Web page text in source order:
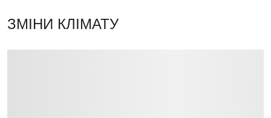
ЗМІНИ КЛІМАТУ